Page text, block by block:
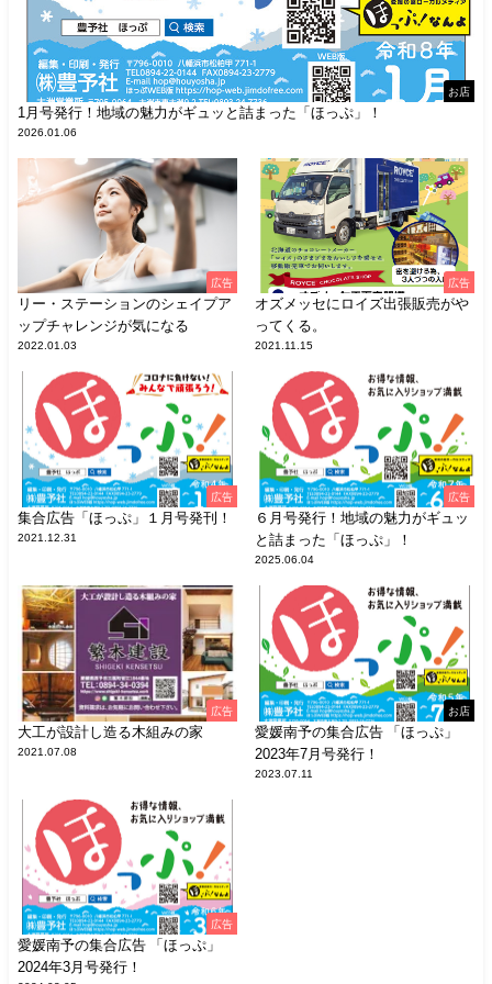
お店
1月号発行！地域の魅力がギュッと詰まった「ほっぷ」！
2026.01.06
広告
リー・ステーションのシェイプア
ップチャレンジが気になる
2022.01.03
広告
オズメッセにロイズ出張販売がや
ってくる。
2021.11.15
広告
集合広告「ほっぷ」１月号発刊！
2021.12.31
広告
６月号発行！地域の魅力がギュッ
と詰まった「ほっぷ」！
2025.06.04
広告
大工が設計し造る木組みの家
2021.07.08
お店
愛媛南予の集合広告 「ほっぷ」
2023年7月号発行！
2023.07.11
広告
愛媛南予の集合広告 「ほっぷ」
2024年3月号発行！